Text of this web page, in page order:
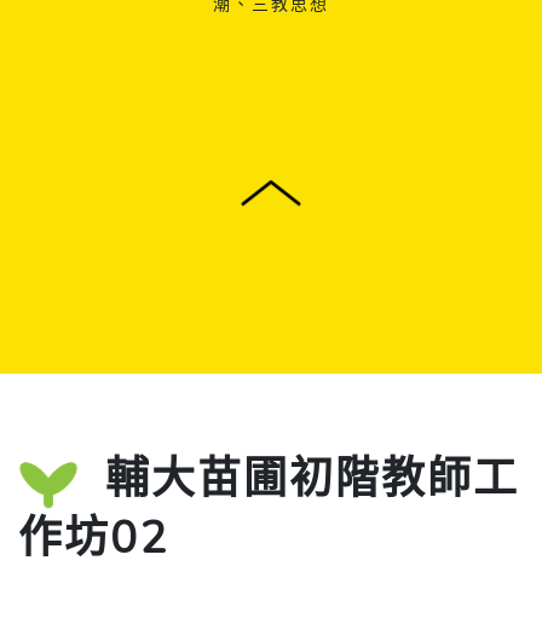
潮、三教思想
輔大苗圃初階教師工
作坊02